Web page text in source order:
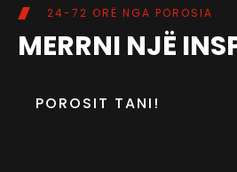
24-72 ORË NGA POROSIA
MERRNI NJË
POROSIT TANI!